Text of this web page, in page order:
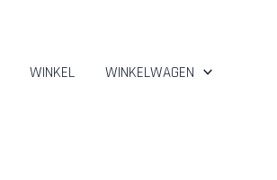
WINKEL WINKELWAGEN